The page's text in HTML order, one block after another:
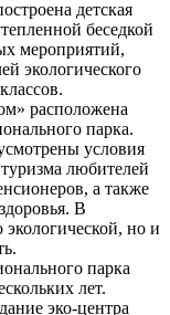
детская
беседкой
мероприятий,
экологического
расположена
парка.
условия
любителей
а также
В
экологической, но и
парка
лет.
эко-центра